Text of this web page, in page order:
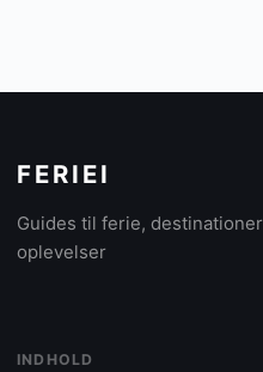
FERIEI
Guides til ferie,
oplevelser
INDHOLD